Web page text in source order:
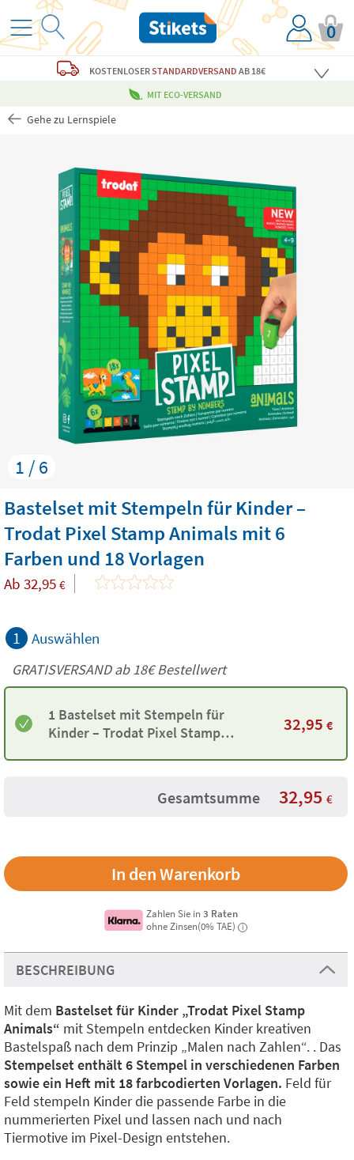
0
KOSTENLOSERSTANDARDVERSAND AB 18€
MIT ECO-VERSAND
Gehe zu Lernspiele
1 / 6
Bastelset mit Stempeln für Kinder –
Trodat Pixel Stamp Animals mit 6
Farben und 18 Vorlagen
Ab 32,95 €
1 Auswählen
GRATISVERSAND ab18€Bestellwert
1 Bastelset mit Stempeln für
Kinder – Trodat Pixel Stamp
32,95 €
Gesamtsumme 32,95 €
Zahlen Sie in3 Raten
ohne Zinsen(0% TAE)
i
BESCHREIBUNG
Mit dem Bastelset für Kinder „Trodat Pixel Stamp
Animals“ mit Stempeln entdecken Kinder kreativen
Bastelspaß nach dem Prinzip „Malen nach Zahlen“. . Das
Stempelset enthält 6 Stempel in verschiedenen Farben
sowie ein Heft mit 18 farbcodierten Vorlagen. Feld für
Feld stempeln Kinder die passende Farbe in die
nummerierten Pixel und lassen nach und nach
Tiermotive im Pixel-Design entstehen.